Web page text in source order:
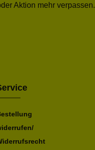
Aktion mehr verpassen.